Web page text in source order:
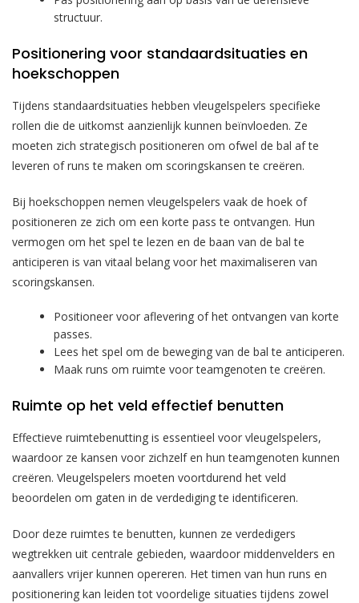
structuur.
Positionering voor standaardsituaties en
hoekschoppen
Tijdens standaardsituaties hebben vleugelspelers specifieke
rollen die de uitkomst aanzienlijk kunnen beïnvloeden. Ze
moeten zich strategisch positioneren om ofwel de bal af te
leveren of runs te maken om scoringskansen te creëren.
Bij hoekschoppen nemen vleugelspelers vaak de hoek of
positioneren ze zich om een korte pass te ontvangen. Hun
vermogen om het spel te lezen en de baan van de bal te
anticiperen is van vitaal belang voor het maximaliseren van
scoringskansen.
Positioneer voor aflevering of het ontvangen van korte
passes.
Lees het spel om de beweging van de bal te anticiperen.
Maak runs om ruimte voor teamgenoten te creëren.
Ruimte op het veld effectief benutten
Effectieve ruimtebenutting is essentieel voor vleugelspelers,
waardoor ze kansen voor zichzelf en hun teamgenoten kunnen
creëren. Vleugelspelers moeten voortdurend het veld
beoordelen om gaten in de verdediging te identificeren.
Door deze ruimtes te benutten, kunnen ze verdedigers
wegtrekken uit centrale gebieden, waardoor middenvelders en
aanvallers vrijer kunnen opereren. Het timen van hun runs en
positionering kan leiden tot voordelige situaties tijdens zowel